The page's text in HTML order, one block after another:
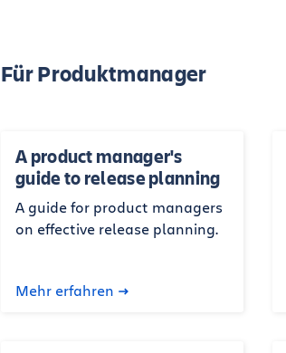
Für Produktmanager
A product manager's
guide to release planning
A guide for product managers
on effective release planning.
Mehr erfahren